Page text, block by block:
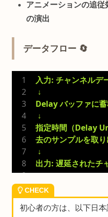
アニメーションの追従
の演出
データフロー 🔄
入力: チャンネルデ
↓
Delay バッファに
↓
指定時間（Delay
去のサンプルを取り
↓
出力: 遅延されたチ
CHECK
初心者の方は、以下日